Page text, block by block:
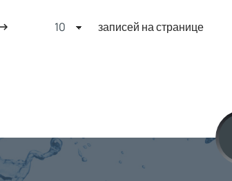
записей на странице